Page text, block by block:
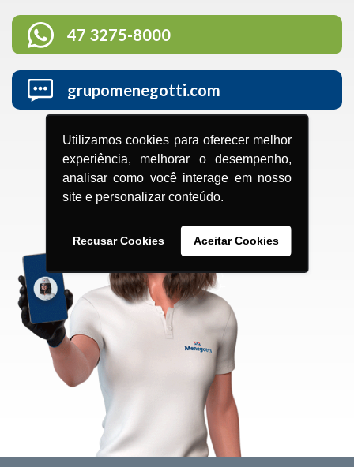
Utilizamos cookies para oferecer melhor
experiência, melhorar o desempenho,
analisar como você interage em nosso
site e personalizar conteúdo.
Recusar Cookies Aceitar Cookies
47 3275-8000
grupomenegotti.com